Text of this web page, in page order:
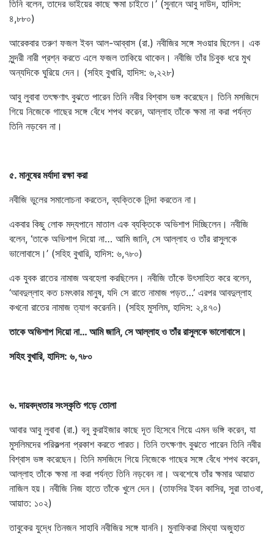
তিনি বলেন, তাদের ভাইয়ের কাছে ক্ষমা চাইতে।’ (সুনানে আবু দাউদ, হাদিস:
৪,৮৮০)
আরেকবার তরুণ ফজল ইবন আল-আব্বাস (রা.) নবীজির সঙ্গে সওয়ার ছিলেন। এক
সুন্দরী নারী প্রশ্ন করতে এলে ফজল তাকিয়ে থাকেন। নবীজি তাঁর চিবুক ধরে মুখ
অন্যদিকে ঘুরিয়ে দেন। (সহিহ বুখারি, হাদিস: ৬,২২৮)
আবু লুবাবা তৎক্ষণাৎ বুঝতে পারেন তিনি নবীর বিশ্বাস ভঙ্গ করেছেন। তিনি মসজিদে
গিয়ে নিজেকে গাছের সঙ্গে বেঁধে শপথ করেন, আল্লাহ তাঁকে ক্ষমা না করা পর্যন্ত
তিনি নড়বেন না।
৫. মানুষের মর্যাদা রক্ষা করা
নবীজি ভুলের সমালোচনা করতেন, ব্যক্তিকে নিন্দা করতেন না।
একবার কিছু লোক মদ্যপানে মাতাল এক ব্যক্তিকে অভিশাপ দিচ্ছিলেন। নবীজি
বলেন, ‘তাকে অভিশাপ দিয়ো না… আমি জানি, সে আল্লাহ ও তাঁর রাসুলকে
ভালোবাসে।’ (সহিহ বুখারি, হাদিস: ৬,৭৮০)
এক যুবক রাতের নামাজ অবহেলা করছিলেন। নবীজি তাঁকে উৎসাহিত করে বলেন,
‘আবদুল্লাহ কত চমৎকার মানুষ, যদি সে রাতে নামাজ পড়ত…’ এরপর আবদুল্লাহ
কখনো রাতের নামাজ ত্যাগ করেননি। (সহিহ মুসলিম, হাদিস: ২,৪৭০)
তাকে অভিশাপ দিয়ো না… আমি জানি, সে আল্লাহ ও তাঁর রাসুলকে ভালোবাসে।
সহিহ বুখারি, হাদিস: ৬,৭৮০
৬. দায়বদ্ধতার সংস্কৃতি গড়ে তোলা
আবার আবু লুবাবা (রা.) বনু কুরাইজার কাছে দূত হিসেবে গিয়ে এমন ভঙ্গি করেন, যা
মুসলিমদের পরিকল্পনা প্রকাশ করতে পারত। তিনি তৎক্ষণাৎ বুঝতে পারেন তিনি নবীর
বিশ্বাস ভঙ্গ করেছেন। তিনি মসজিদে গিয়ে নিজেকে গাছের সঙ্গে বেঁধে শপথ করেন,
আল্লাহ তাঁকে ক্ষমা না করা পর্যন্ত তিনি নড়বেন না। অবশেষে তাঁর ক্ষমার আয়াত
নাজিল হয়। নবীজি নিজ হাতে তাঁকে খুলে দেন। (তাফসির ইবন কাসির, সুরা তাওবা,
আয়াত: ১০২)
তাবুকের যুদ্ধে তিনজন সাহাবি নবীজির সঙ্গে যাননি। মুনাফিকরা মিথ্যা অজুহাত